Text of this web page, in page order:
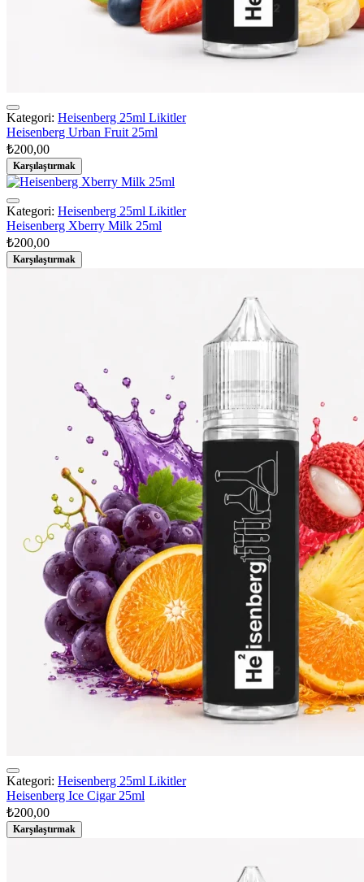
Kategori: Heisenberg 25ml Likitler
Heisenberg Urban Fruit 25ml
₺200,00
Karşılaştırmak
Kategori: Heisenberg 25ml Likitler
Heisenberg Xberry Milk 25ml
₺200,00
Karşılaştırmak
Kategori: Heisenberg 25ml Likitler
Heisenberg Ice Cigar 25ml
₺200,00
Karşılaştırmak